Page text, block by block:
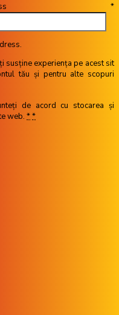
*
susține experiența pe acest sit
tău și pentru alte scopuri
de acord cu stocarea și
web. **